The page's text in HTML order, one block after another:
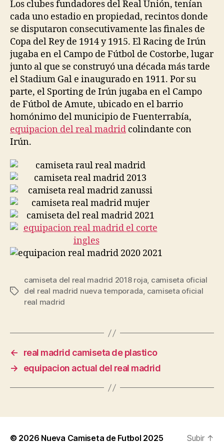
Los clubes fundadores del Real Unión, tenían
cada uno estadio en propiedad, recintos donde
se disputaron consecutivamente las finales de
Copa del Rey de 1914 y 1915. El Racing de Irún
jugaba en el Campo de Fútbol de Costorbe, lugar
junto al que se construyó una década más tarde
el Stadium Gal e inaugurado en 1911. Por su
parte, el Sporting de Irún jugaba en el Campo
de Fútbol de Amute, ubicado en el barrio
homónimo del municipio de Fuenterrabía,
equipacion del real madrid colindante con
Irún.
Etiquetas
camiseta del real madrid 2018 roja, camiseta oficial
del real madrid nueva temporada, camiseta oficial
real madrid
←
real madrid camiseta de plastico
→
equipacion actual del real madrid
© 2026 Nueva Camiseta de Futbol 2025
Subir ↑